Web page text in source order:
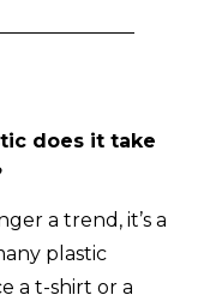
does it take
a trend, it’s a
plastic
a t-shirt or a